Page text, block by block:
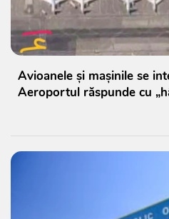
Avioanele și mașinile se
Aeroportul răspunde cu